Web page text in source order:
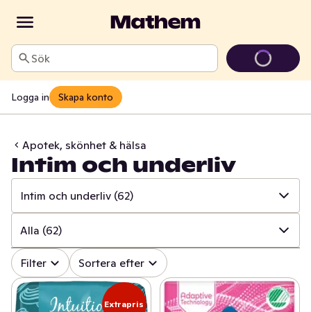
Sök
Logga in Skapa konto
Apotek, skönhet & hälsa
Intim och underliv
Intim och underliv (62)
✓ Alla (845)
✓ Mun och tänder (107)
✓ Sår, bett och stick (17)
Alla (62)
✓ Alla (62)
✓ Intimhygien och mensskydd
Filter Sortera efter
Extrapris